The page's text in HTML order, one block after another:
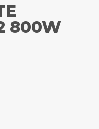
800W